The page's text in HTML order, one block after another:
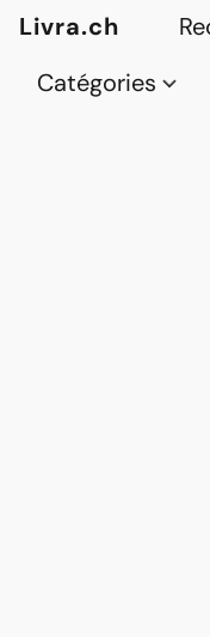
Livra.ch
Catégories